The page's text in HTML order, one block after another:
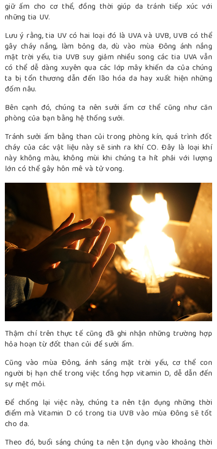
giữ ấm cho cơ thể, đồng thời giúp da tránh tiếp xúc với
những tia UV.
Lưu ý rằng, tia UV có hai loại đó là UVA và UVB, UVB có thể
gây cháy nắng, làm bỏng da, dù vào mùa Đông ánh nắng
mặt trời yếu, tia UVB suy giảm nhiều song các tia UVA vẫn
có thể dễ dàng xuyên qua các lớp mây khiến da của chúng
ta bị tổn thương dẫn đến lão hóa da hay xuất hiện những
đốm nâu.
Bên cạnh đó, chúng ta nên sưởi ấm cơ thể cũng như căn
phòng của bạn bằng hệ thống sưởi.
Tránh sưởi ấm bằng than củi trong phòng kín, quá trình đốt
cháy của các vật liệu này sẽ sinh ra khí CO. Đây là loại khí
này không màu, không mùi khi chúng ta hít phải với lượng
lớn có thể gây hôn mê và tử vong.
Thậm chí trên thực tế cũng đã ghi nhận những trường hợp
hỏa hoạn từ đốt than củi để sưởi ấm.
Cũng vào mùa Đông, ánh sáng mặt trời yếu, cơ thể con
người bị hạn chế trong việc tổng hợp vitamin D, dễ dẫn đến
sự mệt mỏi.
Để chống lại việc này, chúng ta nên tận dụng những thời
điểm mà Vitamin D có trong tia UVB vào mùa Đông sẽ tốt
cho da.
Theo đó, buổi sáng chúng ta nên tận dụng vào khoảng thời